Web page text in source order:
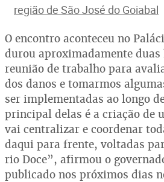
região de São José do Goiabal
O encontro aconteceu no
durou aproximadamente duas
reunião de trabalho para
dos danos e tomarmos
ser implementadas ao longo
principal delas é a criação de
vai centralizar e coordenar
daqui para frente, voltadas
rio Doce”, afirmou o
publicado nos próximos dias